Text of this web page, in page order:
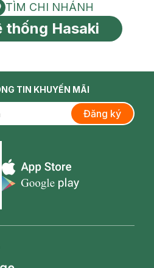
Tìm chi nhánh
TÌM CHI NHÁNH
thống Hasaki
TIN KHUYẾN MÃI
Đăng ký
Appstore icon